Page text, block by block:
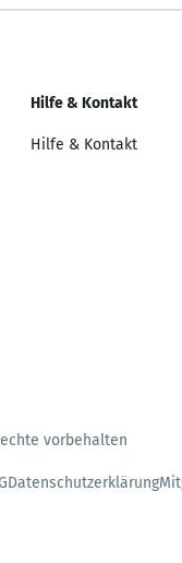
Hilfe & Kontakt
Hilfe & Kontakt
vorbehalten
Datenschutzerklärung